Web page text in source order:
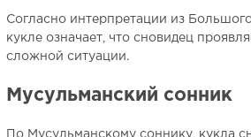
Согласно интерпретации из
кукле означает, что сновидец
сложной ситуации.
Мусульманский сонник
По Мусульманскому соннику, кукла